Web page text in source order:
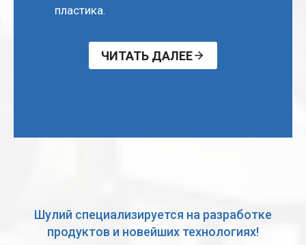
пластика.
ЧИТАТЬ ДАЛЕЕ
Шулий специализируется на разработке
продуктов и новейших технологиях!